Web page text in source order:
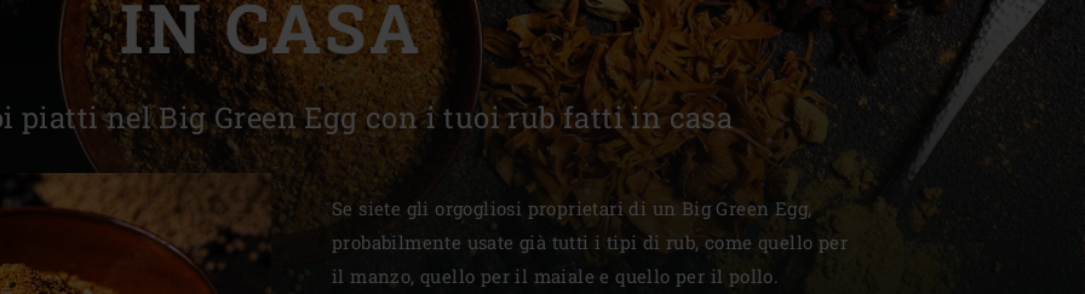
Slovenia | Slovenija
Spain | España
Sweden | Sverige
Switzerland (French) | Schweiz (Français)
Switzerland | Schweiz
IN CASA
piatti nel Big Green Egg con i tuoi rub fatti in casa
Se siete gli orgogliosi proprietari di un Big Green Egg,
probabilmente usate già tutti i tipi di rub, come quello per
il manzo, quello per il maiale e quello per il pollo.